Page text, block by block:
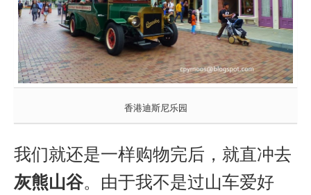
香港迪斯尼乐园
我们就还是一样购物完后，就直冲去
灰熊山谷。由于我不是过山车爱好